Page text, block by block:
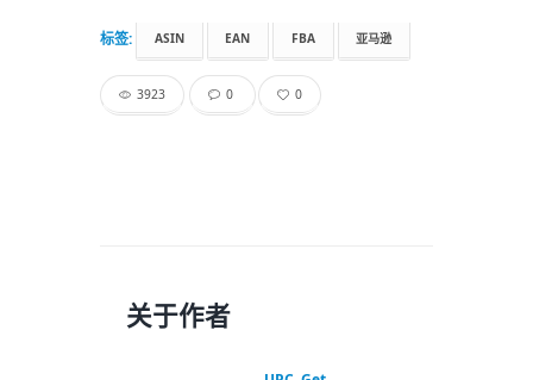
标签: ASIN EAN FBA 亚马逊
3923 0 0
关于作者